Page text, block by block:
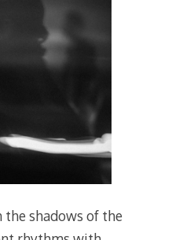
shadows of the